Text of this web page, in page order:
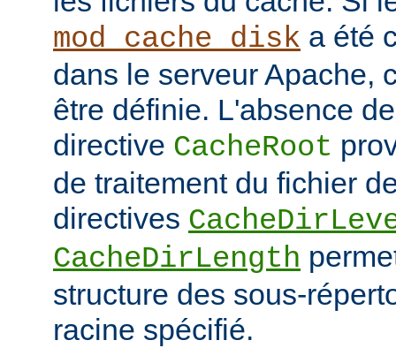
mod_cache_disk a été
dans le serveur Apache,
être définie. L'absence
directive CacheRoot
de traitement du fichier
directives
CacheDirLength
structure des sous-
racine spécifié.